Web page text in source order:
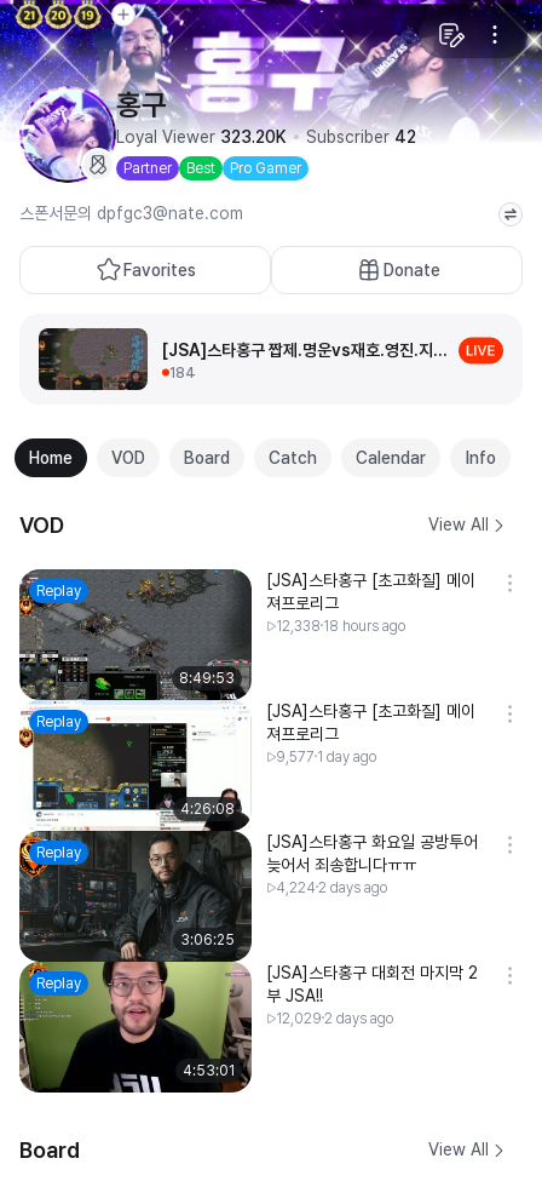
홍구
Loyal Viewer 323.20K Subscriber 42
Partner Best Pro Gamer
스폰서문의 dpfgc3@nate.com
Favorites Donate
[JSA]스타홍구 짭제.명운vs재호.영진.지성 풀리그
184
Home VOD Board Catch Calendar Info
VOD View All
Replay
8:49:53
[JSA]스타홍구 [초고화질] 메이
져프로리그
12,338 18 hours ago
Replay
4:26:08
[JSA]스타홍구 [초고화질] 메이
져프로리그
9,577 1 day ago
Replay
3:06:25
[JSA]스타홍구 화요일 공방투어
늦어서 죄송합니다ㅠㅠ
4,224 2 days ago
Replay
4:53:01
[JSA]스타홍구 대회전 마지막 2
부 JSA!!
12,029 2 days ago
Board View All